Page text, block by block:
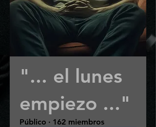
"... el lunes
empiezo ..."
Público · 162 miembros